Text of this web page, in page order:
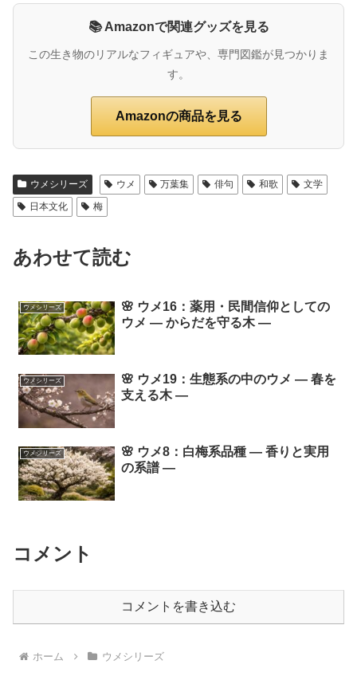
📚 Amazonで関連グッズを見る
この生き物のリアルなフィギュアや、専門図鑑が見つかりま
す。
Amazonの商品を見る
ウメシリーズ ウメ 万葉集 俳句 和歌
文学
日本文化
梅
あわせて読む
ウメシリーズ
🌸 ウメ16：薬用・民間信仰としての
ウメ ― からだを守る木 ―
ウメシリーズ
🌸 ウメ19：生態系の中のウメ ― 春を
支える木 ―
ウメシリーズ
🌸 ウメ8：白梅系品種 ― 香りと実用
の系譜 ―
コメント
コメントを書き込む
ホーム ウメシリーズ